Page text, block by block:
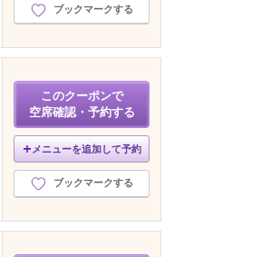
ブックマークする
このクーポンで
空席確認・予約する
メニューを追加して予約
ブックマークする